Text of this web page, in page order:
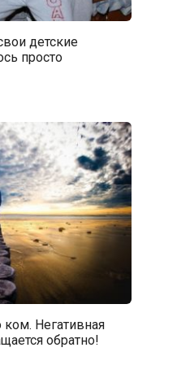
детские
просто
ком. Негативная
обратно!